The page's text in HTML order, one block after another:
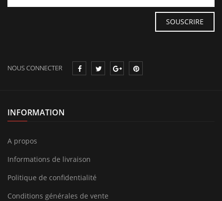
NOUS CONNECTER
INFORMATION
A propos
Informations de livraison
Politique de confidentialité
Conditions générales de vente